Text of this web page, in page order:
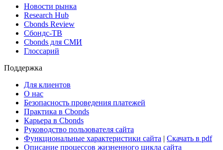
Новости рынка
Research Hub
Cbonds Review
Сбондс-ТВ
Cbonds для СМИ
Глоссарий
Поддержка
Для клиентов
О нас
Безопасность проведения платежей
Практика в Cbonds
Карьера в Cbonds
Руководство пользователя сайта
Функциональные характеристики сайта | Скачать в pdf
Описание процессов жизненного цикла сайта